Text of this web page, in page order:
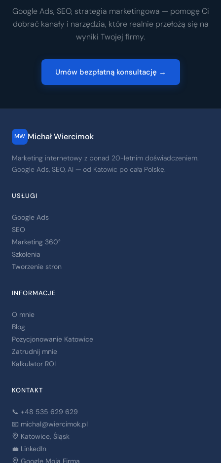
Google Ads, SEO, strategia marketingowa — pomogę Ci
dobrać kanały i narzędzia, które realnie przełożą się na
wyniki Twojej firmy.
Umów bezpłatną konsultację →
MW Michał Wiercimok
Marketing internetowy z ponad 20-letnim doświadczeniem.
Google Ads, SEO, AI — od Katowic po całą Polskę.
USŁUGI
Google Ads
SEO
Marketing 360°
Szkolenia
Tworzenie stron
INFORMACJE
O mnie
Blog
Pozycjonowanie Katowice
Zatrudnij mnie
Kalkulator ROI
KONTAKT
📞 +48 535 629 629
📧 michal@wiercimok.pl
Katowice, Śląsk
💼 LinkedIn
Google Moja Firma